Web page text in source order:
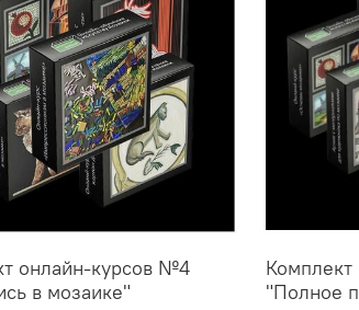
онлайн-курсов №4
в мозаике"
"Полное